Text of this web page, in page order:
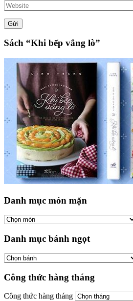
Sách “Khi bếp vắng lò”
Danh mục món mặn
Danh mục bánh ngọt
Công thức hàng tháng
Công thức hàng tháng